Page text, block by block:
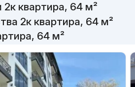
квартира, 64 м²
2к квартира, 64 м²
64 м²